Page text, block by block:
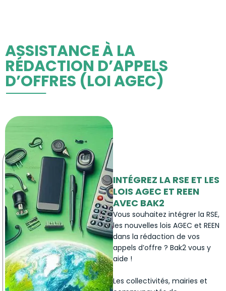
ASSISTANCE À LA
RÉDACTION D’APPELS
D’OFFRES (LOI AGEC)
INTÉGREZ LA RSE ET LES
LOIS AGEC ET REEN
AVEC BAK2
Vous souhaitez intégrer la RSE,
les nouvelles lois AGEC et REEN
dans la rédaction de vos
appels d’offre ? Bak2 vous y
aide !
Les collectivités, mairies et